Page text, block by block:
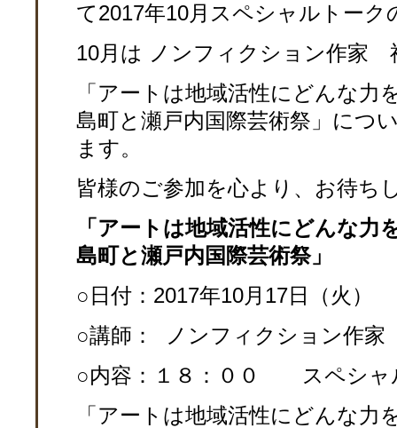
て2017年10月スペシャルトーク
10月は ノンフィクション作家
「アートは地域活性にどんな力
島町と瀬戸内国際芸術祭」につ
ます。
皆様のご参加を心より、お待ち
「アートは地域活性にどんな力
島町と瀬戸内国際芸術祭」
○日付：2017年10月17日（火）
○講師： ノンフィクション作
○内容：１８：００ スペシャ
「アートは地域活性にどんな力